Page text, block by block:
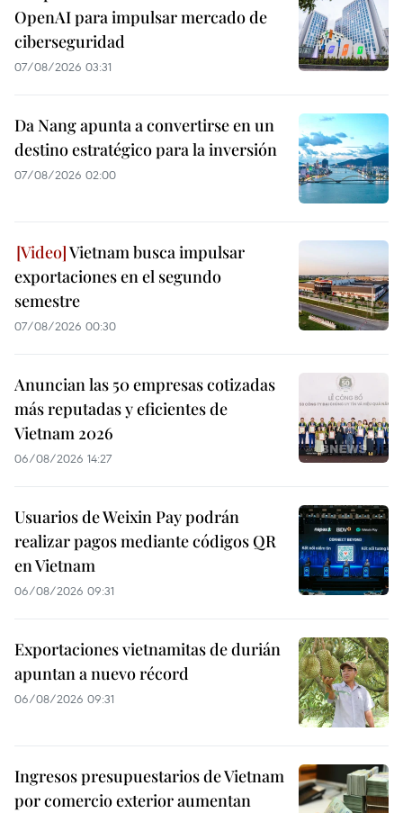
OpenAI para impulsar mercado de
ciberseguridad
07/08/2026 03:31
Da Nang apunta a convertirse en un
destino estratégico para la inversión
07/08/2026 02:00
Vietnam busca impulsar
exportaciones en el segundo
semestre
07/08/2026 00:30
Anuncian las 50 empresas cotizadas
más reputadas y eficientes de
Vietnam 2026
06/08/2026 14:27
Usuarios de Weixin Pay podrán
realizar pagos mediante códigos QR
en Vietnam
06/08/2026 09:31
Exportaciones vietnamitas de durián
apuntan a nuevo récord
06/08/2026 09:31
Ingresos presupuestarios de Vietnam
por comercio exterior aumentan